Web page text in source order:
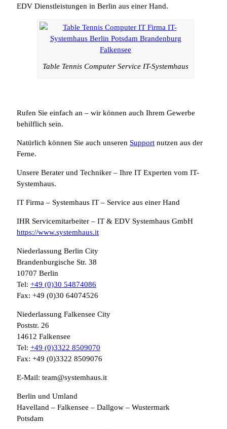
EDV Dienstleistungen in Berlin aus einer Hand.
Table Tennis Computer Service IT-Systemhaus
Rufen Sie einfach an – wir können auch Ihrem Gewerbe
behilflich sein.
Natürlich können Sie auch unseren Support nutzen aus der
Ferne.
Unsere Berater und Techniker – Ihre IT Experten vom IT-
Systemhaus.
IT Firma – Systemhaus IT – Service aus einer Hand
IHR Servicemitarbeiter – IT & EDV Systemhaus GmbH
https://www.systemhaus.it
Niederlassung Berlin City
Brandenburgische Str. 38
10707 Berlin
Tel: +49 (0)30 54874086
Fax: +49 (0)30 64074526
Niederlassung Falkensee City
Poststr. 26
14612 Falkensee
Tel: +49 (0)3322 8509070
Fax: +49 (0)3322 8509076
E-Mail: team@systemhaus.it
Berlin und Umland
Havelland – Falkensee – Dallgow – Wustermark
Potsdam